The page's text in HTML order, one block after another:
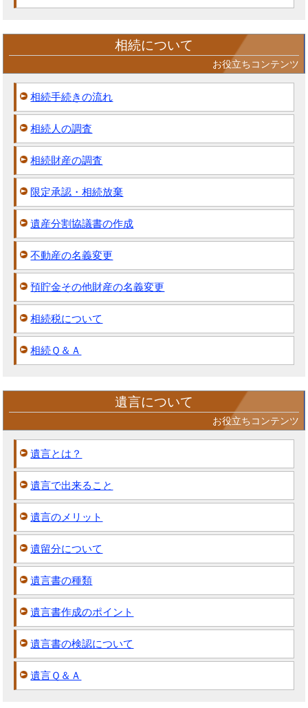
相続について
お役立ちコンテンツ
相続手続きの流れ
相続人の調査
相続財産の調査
限定承認・相続放棄
遺産分割協議書の作成
不動産の名義変更
預貯金その他財産の名義変更
相続税について
相続Ｑ＆Ａ
遺言について
お役立ちコンテンツ
遺言とは？
遺言で出来ること
遺言のメリット
遺留分について
遺言書の種類
遺言書作成のポイント
遺言書の検認について
遺言Ｑ＆Ａ